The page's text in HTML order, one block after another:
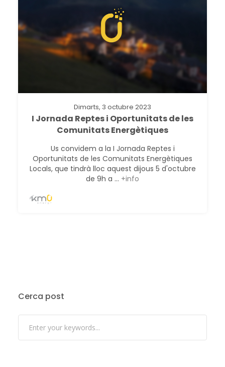
Dimarts, 3 octubre 2023
I Jornada Reptes i Oportunitats de les
Comunitats Energètiques
Us convidem a la I Jornada Reptes i
Oportunitats de les Comunitats Energètiques
Locals, que tindrà lloc aquest dijous 5 d'octubre
de 9h a ... +info
Cerca post